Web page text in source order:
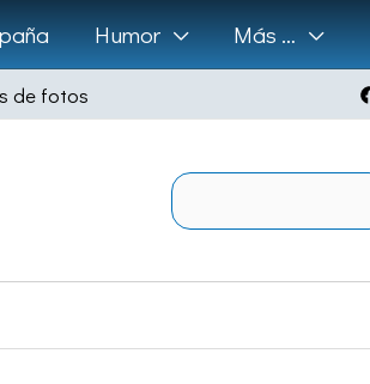
Humor Más …
de fotos